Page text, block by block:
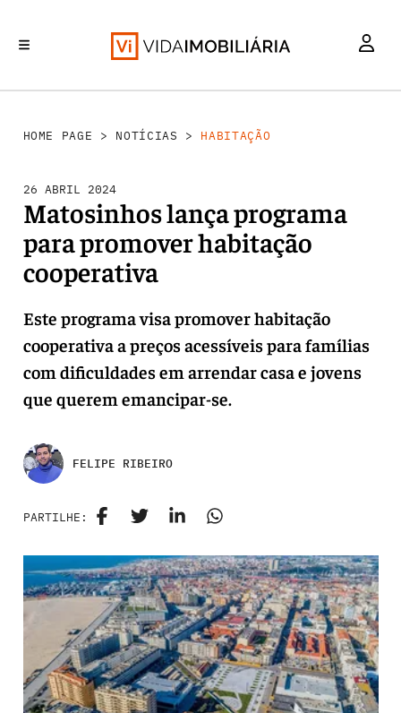
HOME PAGE > NOTÍCIAS > HABITAÇÃO
26 ABRIL 2024
Matosinhos lança programa
para promover habitação
cooperativa
Este programa visa promover habitação
cooperativa a preços acessíveis para famílias
com dificuldades em arrendar casa e jovens
que querem emancipar-se.
FELIPE RIBEIRO
PARTILHE: